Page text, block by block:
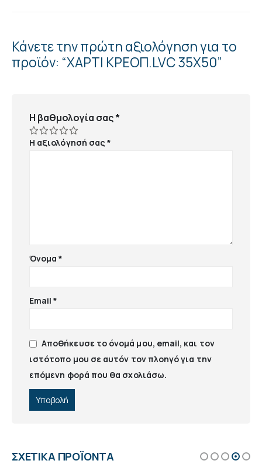
Κάνετε την πρώτη αξιολόγηση για το
προϊόν: “ΧΑΡΤΙ ΚΡΕΟΠ.LVC 35X50”
Η βαθμολογία σας*
Η αξιολόγησή σας*
Όνομα*
Email*
Αποθήκευσε το όνομά μου, email, και τον
ιστότοπο μου σε αυτόν τον πλοηγό για την
επόμενη φορά που θα σχολιάσω.
ΣΧΕΤΙΚΆ ΠΡΟΪΌΝΤΑ